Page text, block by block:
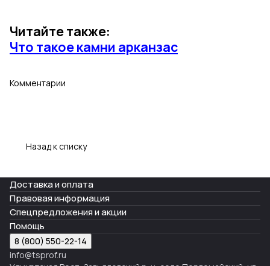
Читайте также:
Что такое камни арканзас
Комментарии
Назад к списку
Доставка и оплата
Правовая информация
Спецпредложения и акции
Помощь
8 (800) 550-22-14
info@tsprof.ru